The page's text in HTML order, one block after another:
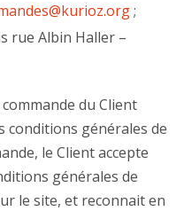
;
rue Albin Haller –
du Client
conditions générales de
le Client accepte
générales de
le site, et reconnait en